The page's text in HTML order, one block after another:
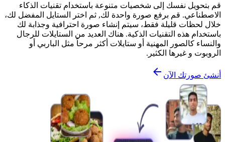
قم بتحويل نفسك إلى شخصيات متنوعة باستخدام تقنيات الذكاء
الاصطناعي. قم برفع صورة واحدة لك, ثم اختر الستايل المفضل لك،
خلال لحظات قليلة فقط، سيتم إنشاء صورة احترافية وجذابة لك
باستخدام هذه التقنيات الذكية. هناك العديد من الستايلات للرجال
والنساء كالصور المهنية أو ستايلات أكثر مرحاً مثل الباربي أو
الروبوت و غيرها الكثير.
أنشئ صورتك الآن